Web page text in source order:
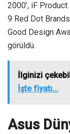
2000’, iF
9 Red Dot
Good Design
görüldü.
İlginizi
İşte fiyatı...
Asus